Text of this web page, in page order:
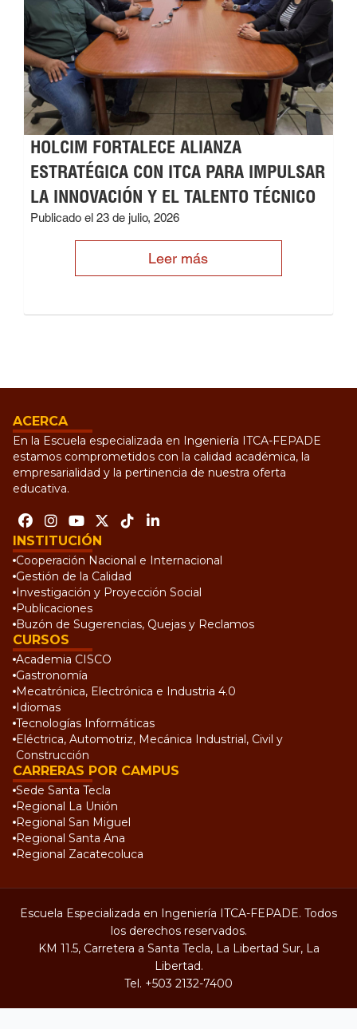
HOLCIM FORTALECE ALIANZA
ESTRATÉGICA CON ITCA PARA IMPULSAR
LA INNOVACIÓN Y EL TALENTO TÉCNICO
Publicado el 23 de julio, 2026
Leer más
ACERCA
En la Escuela especializada en Ingeniería ITCA-FEPADE
estamos comprometidos con la calidad académica, la
empresarialidad y la pertinencia de nuestra oferta
educativa.
INSTITUCIÓN
Cooperación Nacional e Internacional
Gestión de la Calidad
Investigación y Proyección Social
Publicaciones
Buzón de Sugerencias, Quejas y Reclamos
CURSOS
Academia CISCO
Gastronomía
Mecatrónica, Electrónica e Industria 4.0
Idiomas
Tecnologías Informáticas
Eléctrica, Automotriz, Mecánica Industrial, Civil y
Construcción
CARRERAS POR CAMPUS
Sede Santa Tecla
Regional La Unión
Regional San Miguel
Regional Santa Ana
Regional Zacatecoluca
Escuela Especializada en Ingeniería ITCA-FEPADE. Todos
los derechos reservados.
KM 11.5, Carretera a Santa Tecla, La Libertad Sur, La
Libertad.
Tel. +503 2132-7400